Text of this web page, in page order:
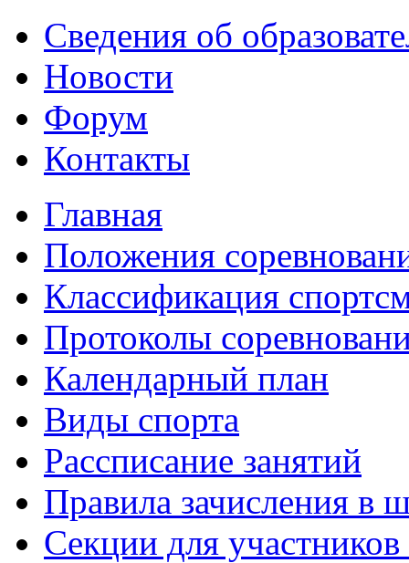
Сведения об
Новости
Форум
Контакты
Главная
Положения
Классификация
Протоколы
Календарный план
Виды спорта
Рассписание занятий
Правила зачисления в
Секции для